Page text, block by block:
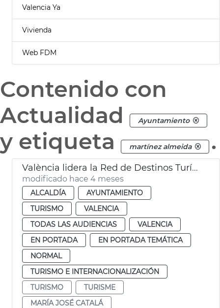
Valencia Ya
Vivienda
Web FDM
Contenido con
Actualidad
Ayuntamiento
y etiqueta martínez almeida .
València lidera la Red de Destinos Turísticos Urbanos
modificado hace 4 meses
ALCALDÍA
AYUNTAMIENTO
TURISMO
VALENCIA
TODAS LAS AUDIENCIAS
VALENCIA
EN PORTADA
EN PORTADA TEMÁTICA
NORMAL
TURISMO E INTERNACIONALIZACIÓN
TURISMO
TURISME
MARÍA JOSÉ CATALÁ